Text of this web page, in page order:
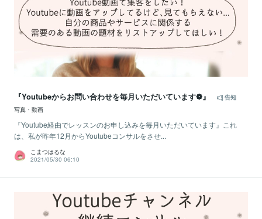
『Youtubeからお問い合わせを毎月いただいています❁』
告知
写真・動画
『Youtube経由でレッスンのお申し込みを毎月いただいています』これ
は、私が昨年12月からYoutubeコンサルをさせ...
こまつはるな
2021/05/30 06:10